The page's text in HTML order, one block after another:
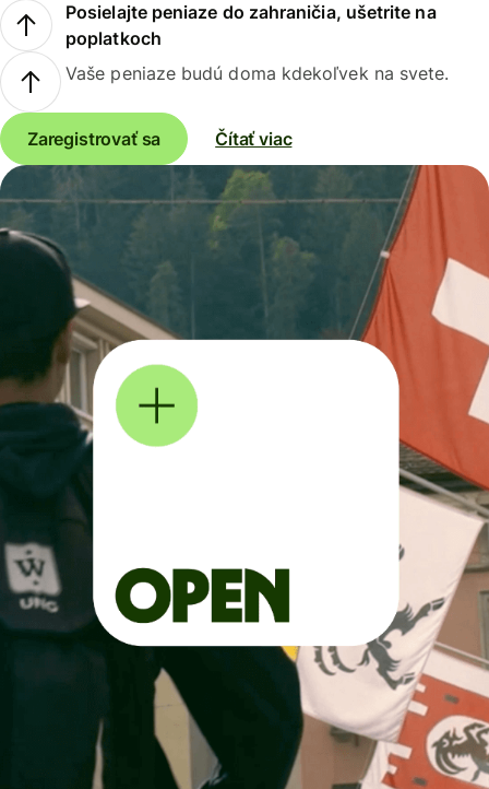
Posielajte peniaze do zahraničia, ušetrite na
poplatkoch
Vaše peniaze budú doma kdekoľvek na svete.
Zaregistrovať sa Čítať viac